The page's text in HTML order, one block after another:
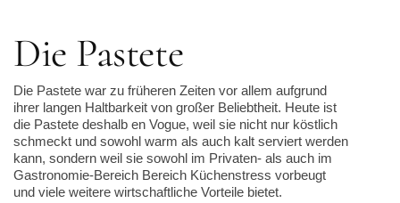
Die Pastete
Die Pastete war zu früheren Zeiten vor allem aufgrund
ihrer langen Haltbarkeit von großer Beliebtheit. Heute ist
die Pastete deshalb en Vogue, weil sie nicht nur köstlich
schmeckt und sowohl warm als auch kalt serviert werden
kann, sondern weil sie sowohl im Privaten- als auch im
Gastronomie-Bereich Bereich Küchenstress vorbeugt
und viele weitere wirtschaftliche Vorteile bietet.